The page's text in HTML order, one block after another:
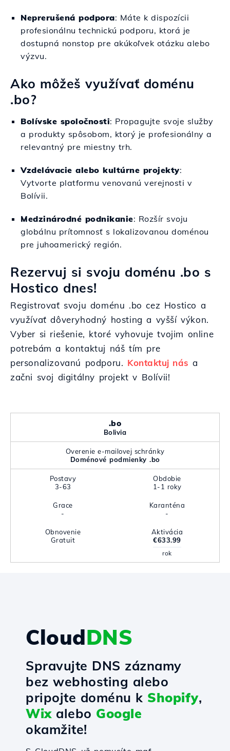
Neprerušená podpora: Máte k dispozícii
profesionálnu technickú podporu, ktorá je
dostupná nonstop pre akúkoľvek otázku alebo
výzvu.
Ako môžeš využívať doménu
.bo?
Bolívske spoločnosti: Propagujte svoje služby
a produkty spôsobom, ktorý je profesionálny a
relevantný pre miestny trh.
Vzdelávacie alebo kultúrne projekty:
Vytvorte platformu venovanú verejnosti v
Bolívii.
Medzinárodné podnikanie: Rozšír svoju
globálnu prítomnosť s lokalizovanou doménou
pre juhoamerický región.
Rezervuj si svoju doménu .bo s
Hostico dnes!
Registrovať svoju doménu .bo cez Hostico a
využívať dôveryhodný hosting a vyšší výkon.
Vyber si riešenie, ktoré vyhovuje tvojim online
potrebám a kontaktuj náš tím pre
personalizovanú podporu. Kontaktuj nás a
začni svoj digitálny projekt v Bolívii!
.bo
Bolivia
Overenie e-mailovej schránky
Doménové podmienky .bo
Postavy
3-63
Obdobie
1-1 roky
Grace
-
Karanténa
-
Obnovenie
Gratuit
Aktivácia
€633.99
rok
CloudDNS
Spravujte DNS záznamy
bez webhosting alebo
pripojte doménu k Shopify,
Wixalebo Google
okamžite!